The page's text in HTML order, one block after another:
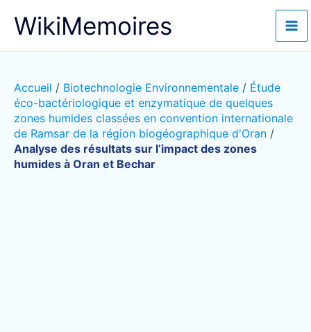
WikiMemoires
Accueil / Biotechnologie Environnementale / Étude
éco-bactériologique et enzymatique de quelques
zones humides classées en convention internationale
de Ramsar de la région biogéographique d'Oran /
Analyse des résultats sur l’impact des zones
humides à Oran et Bechar